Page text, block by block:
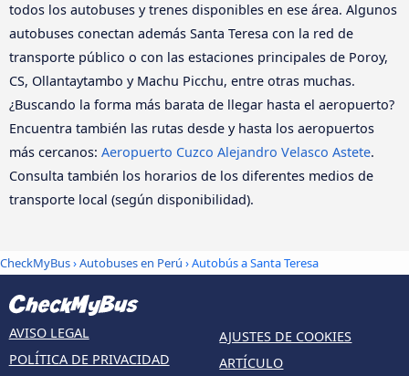
todos los autobuses y trenes disponibles en ese área. Algunos
autobuses conectan además Santa Teresa con la red de
transporte público o con las estaciones principales de Poroy,
CS, Ollantaytambo y Machu Picchu, entre otras muchas.
¿Buscando la forma más barata de llegar hasta el aeropuerto?
Encuentra también las rutas desde y hasta los aeropuertos
más cercanos: Aeropuerto Cuzco Alejandro Velasco Astete.
Consulta también los horarios de los diferentes medios de
transporte local (según disponibilidad).
CheckMyBus›Autobuses en Perú › Autobús a Santa Teresa
AVISO LEGAL
POLÍTICA DE PRIVACIDAD
AJUSTES DE COOKIES
ARTÍCULO